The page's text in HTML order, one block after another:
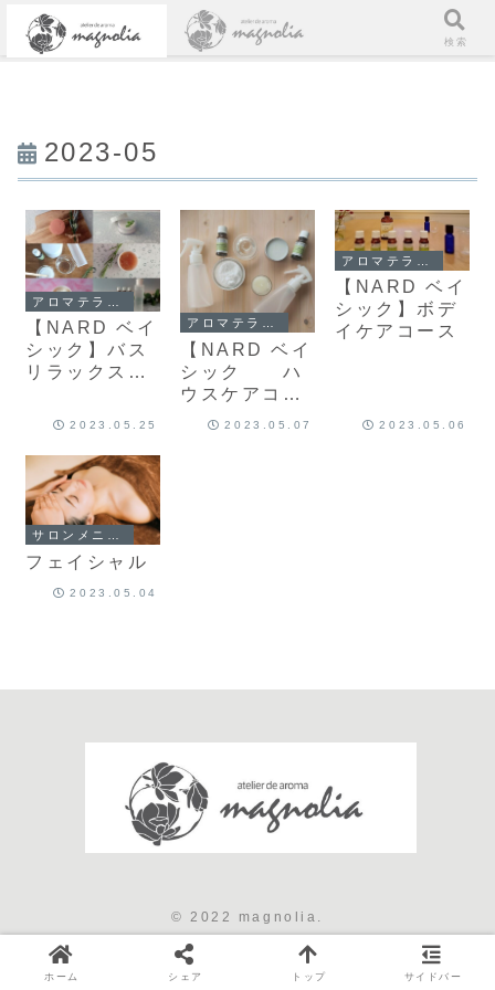
2023-05
【NARD ベイ
シック】バス
リラックスコ
2023.05.25
【NARD ベイ
シック ハ
ウスケアコー
ス】
2023.05.07
【NARD ベイ
シック】ボデ
イケアコース
2023.05.06
サロンメニュー
フェイシャル
2023.05.04
© 2022 magnolia.
メニュー 検索
ホーム シェア トップ サイドバー